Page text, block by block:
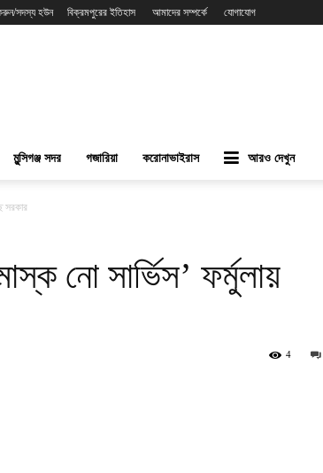
সদস্য হউন বিক্রমপুরের ইতিহাস আমাদের সম্পর্কে যোগাযোগ
মুন্সিগঞ্জ সদর গজারিয়া করোনাভাইরাস আরও দেখুন
সরকার
নো সার্ভিস’ ফর্মুলায়
4